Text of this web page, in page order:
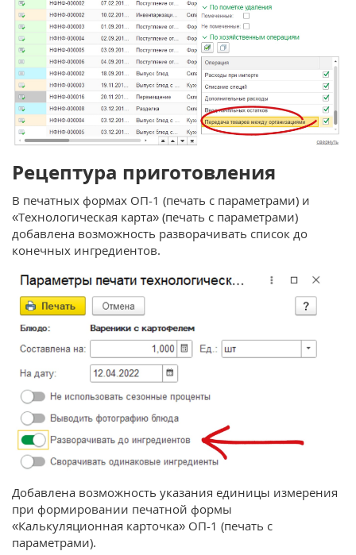
Рецептура приготовления
В печатных формах ОП-1 (печать с параметрами) и
«Технологическая карта» (печать с параметрами)
добавлена возможность разворачивать список до
конечных ингредиентов.
Добавлена возможность указания единицы измерения
при формировании печатной формы
«Калькуляционная карточка» ОП-1 (печать с
параметрами).